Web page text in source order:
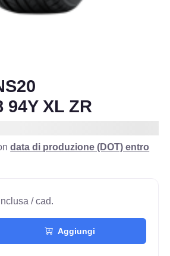
94Y XL ZR
data di produzione (DOT) entro
/ cad.
Aggiungi